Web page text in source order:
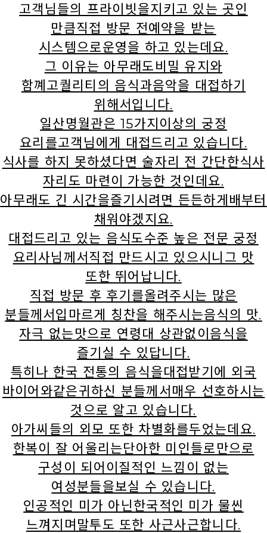
고객님들의 프라이빗을지키고 있는 곳인
만큼직접 방문 전예약을 받는
시스템으로운영을 하고 있는데요.
그 이유는 아무래도비밀 유지와
함꼐고퀄리티의 음식과음악을 대접하기
위해서입니다.
일산명월관은 15가지이상의 궁정
요리를고객님에게 대접드리고 있습니다.
식사를 하지 못하셨다면 술자리 전 간단한식사
자리도 마련이 가능한 것인데요.
아무래도 긴 시간을즐기시려면 든든하게배부터
채워야겠지요.
대접드리고 있는 음식도수준 높은 전문 궁정
요리사님께서직접 만드시고 있으시니그 맛
또한 뛰어납니다.
직접 방문 후 후기를올려주시는 많은
분들께서입마르게 칭찬을 해주시는음식의 맛.
자극 없는맛으로 연령대 상관없이음식을
즐기실 수 있답니다.
특히나 한국 전통의 음식을대접받기에 외국
바이어와같은귀하신 분들께서매우 선호하시는
것으로 알고 있습니다.
아가씨들의 외모 또한 차별화를두었는데요.
한복이 잘 어울리는단아한 미인들로만으로
구성이 되어이질적인 느낌이 없는
여성분들을보실 수 있습니다.
인공적인 미가 아닌한국적인 미가 물씬
느껴지며말투도 또한 사근사근합니다.